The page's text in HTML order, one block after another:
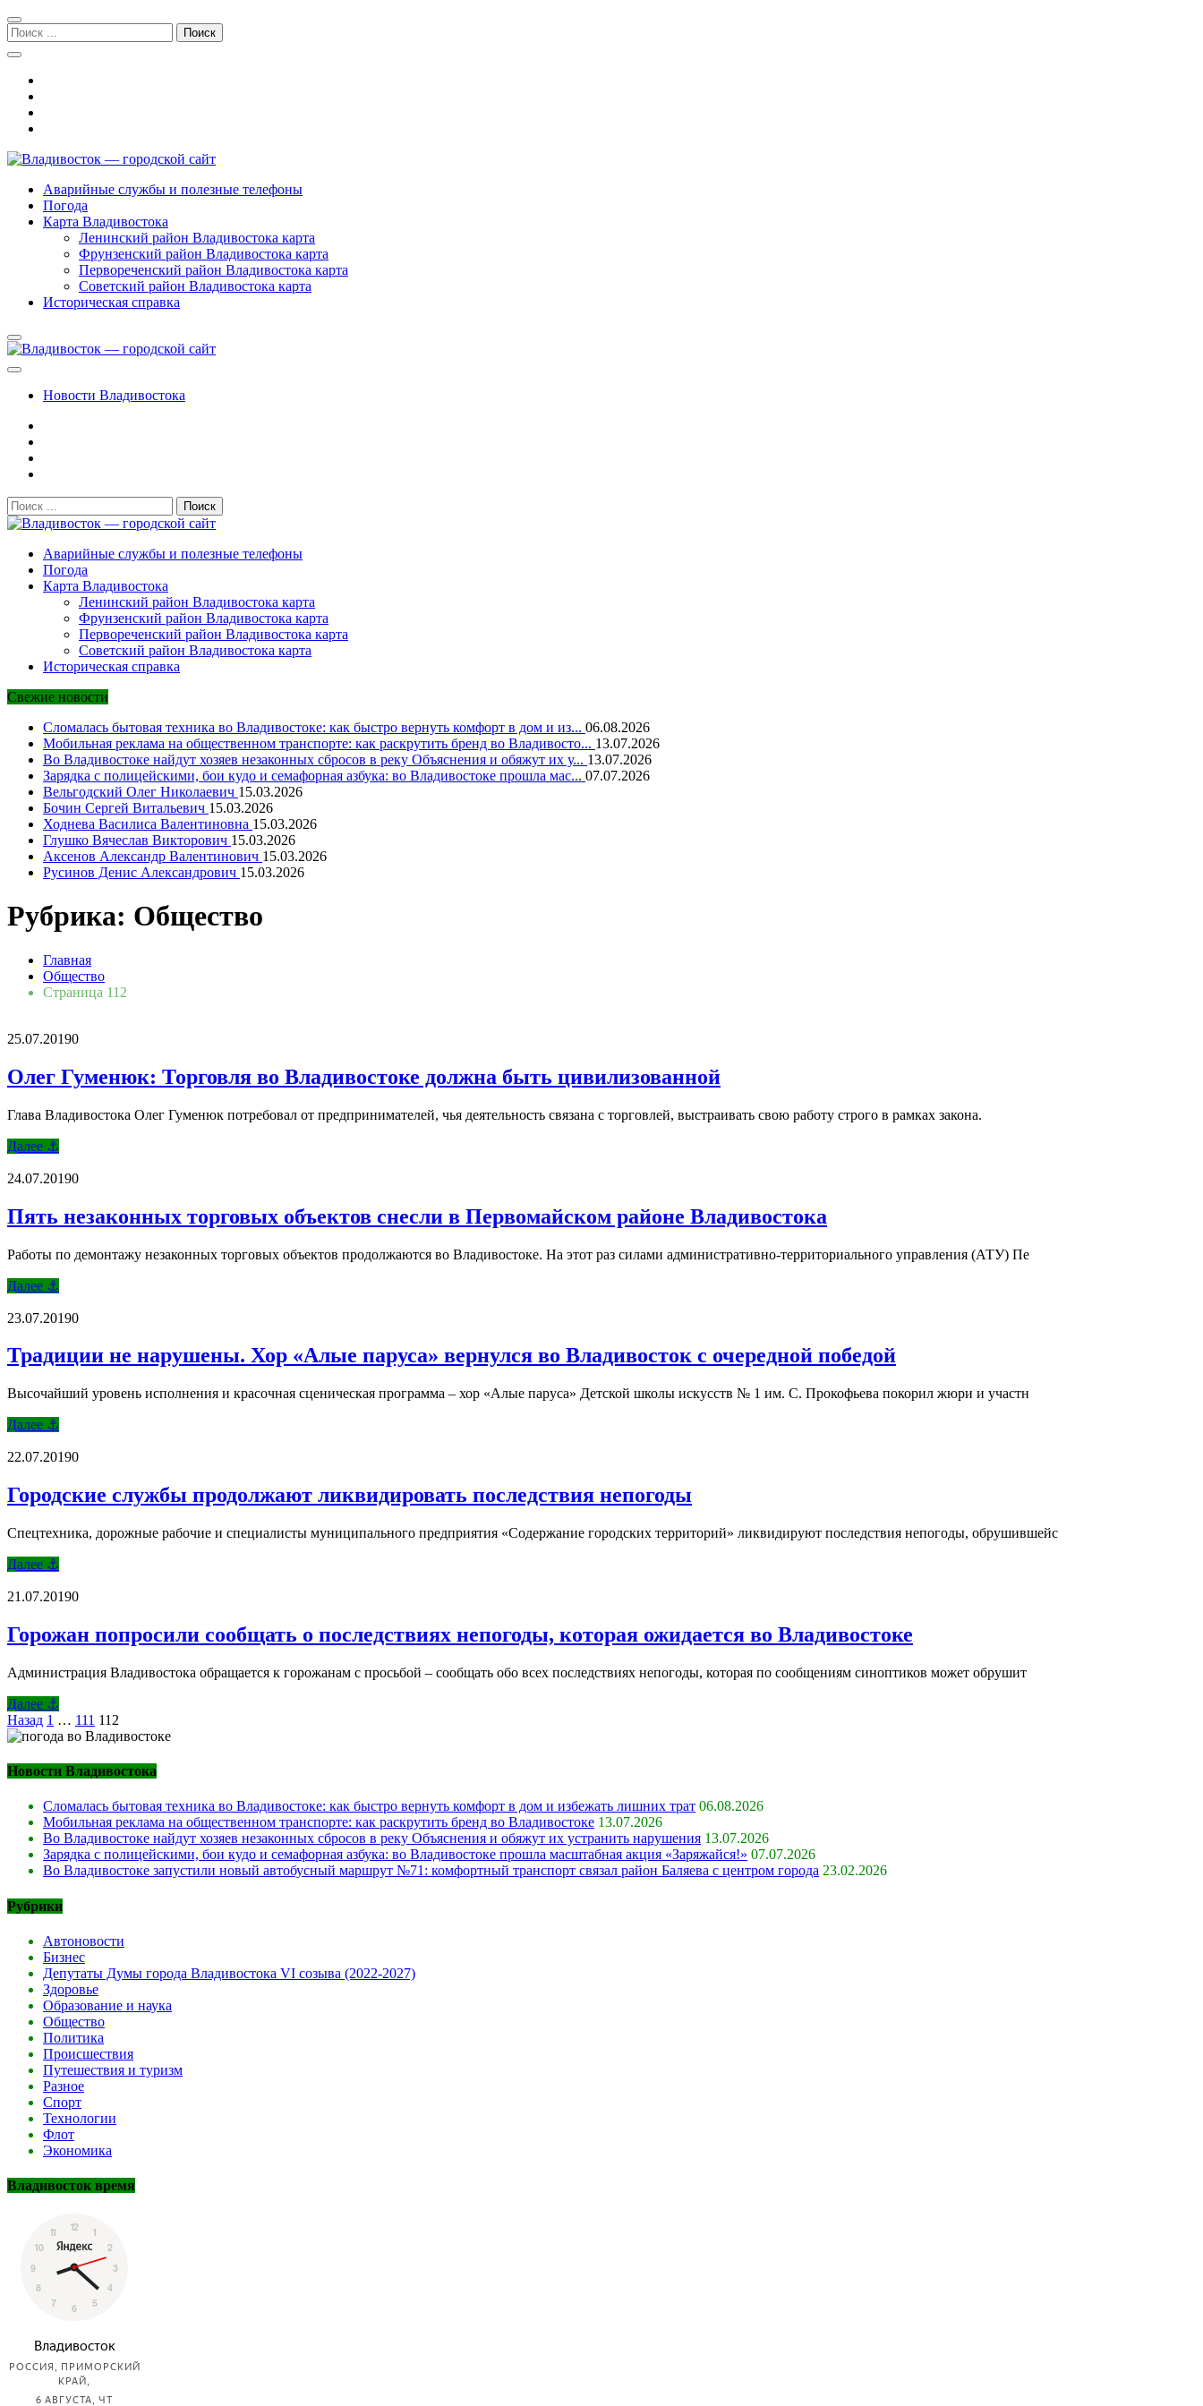
Перейти
к
навигации
Перейти
к
содержимому
Поиск:
Владивосток — городской сайт
Аварийные службы и полезные телефоны
Погода
Карта Владивостока
Ленинский район Владивостока карта
Фрунзенский район Владивостока карта
Первореченский район Владивостока карта
Советский район Владивостока карта
Историческая справка
Новости Владивостока
Поиск:
Владивосток — городской сайт
Аварийные службы и полезные телефоны
Погода
Карта Владивостока
Ленинский район Владивостока карта
Фрунзенский район Владивостока карта
Первореченский район Владивостока карта
Советский район Владивостока карта
Историческая справка
Свежие новости
Сломалась бытовая техника во Владивостоке: как быстро вернуть комфорт в дом и из... 06.08.2026
Мобильная реклама на общественном транспорте: как раскрутить бренд во Владивосто... 13.07.2026
Во Владивостоке найдут хозяев незаконных сбросов в реку Объяснения и обяжут их у... 13.07.2026
Зарядка с полицейскими, бои кудо и семафорная азбука: во Владивостоке прошла мас... 07.07.2026
Вельгодский Олег Николаевич 15.03.2026
Бочин Сергей Витальевич 15.03.2026
Ходнева Василиса Валентиновна 15.03.2026
Глушко Вячеслав Викторович 15.03.2026
Аксенов Александр Валентинович 15.03.2026
Русинов Денис Александрович 15.03.2026
Рубрика: Общество
Главная
Общество
Страница 112
25.07.20190
Олег Гуменюк: Торговля во Владивостоке должна быть цивилизованной
Глава Владивостока Олег Гуменюк потребовал от предпринимателей, чья деятельность связана с торговлей, выстраивать свою работу строго в рамках закона.
Далее ⚓
24.07.20190
Пять незаконных торговых объектов снесли в Первомайском районе Владивостока
Работы по демонтажу незаконных торговых объектов продолжаются во Владивостоке. На этот раз силами административно-территориального управления (АТУ) Пе
Далее ⚓
23.07.20190
Традиции не нарушены. Хор «Алые паруса» вернулся во Владивосток с очередной победой
Высочайший уровень исполнения и красочная сценическая программа – хор «Алые паруса» Детской школы искусств № 1 им. С. Прокофьева покорил жюри и участн
Далее ⚓
22.07.20190
Городские службы продолжают ликвидировать последствия непогоды
Спецтехника, дорожные рабочие и специалисты муниципального предприятия «Содержание городских территорий» ликвидируют последствия непогоды, обрушившейс
Далее ⚓
21.07.20190
Горожан попросили сообщать о последствиях непогоды, которая ожидается во Владивостоке
Администрация Владивостока обращается к горожанам с просьбой – сообщать обо всех последствиях непогоды, которая по сообщениям синоптиков может обрушит
Далее ⚓
Posts
pagination
Назад 1 … 111 112
Новости Владивостока
Сломалась бытовая техника во Владивостоке: как быстро вернуть комфорт в дом и избежать лишних трат 06.08.2026
Мобильная реклама на общественном транспорте: как раскрутить бренд во Владивостоке 13.07.2026
Во Владивостоке найдут хозяев незаконных сбросов в реку Объяснения и обяжут их устранить нарушения 13.07.2026
Зарядка с полицейскими, бои кудо и семафорная азбука: во Владивостоке прошла масштабная акция «Заряжайся!» 07.07.2026
Во Владивостоке запустили новый автобусный маршрут №71: комфортный транспорт связал район Баляева с центром города 23.02.2026
Рубрики
Автоновости
Бизнес
Депутаты Думы города Владивостока VI созыва (2022-2027)
Здоровье
Образование и наука
Общество
Политика
Происшествия
Путешествия и туризм
Разное
Спорт
Технологии
Флот
Экономика
Владивосток время